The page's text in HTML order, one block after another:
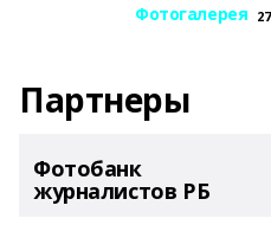
Фотогалерея
Партнеры
Фотобанк
журналистов РБ